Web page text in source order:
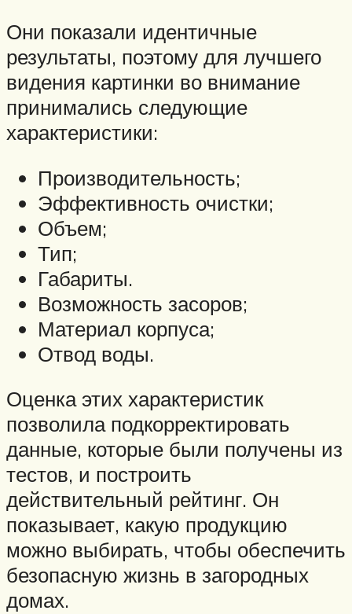
Они показали идентичные
результаты, поэтому для лучшего
видения картинки во внимание
принимались следующие
характеристики:
Производительность;
Эффективность очистки;
Объем;
Тип;
Габариты.
Возможность засоров;
Материал корпуса;
Отвод воды.
Оценка этих характеристик
позволила подкорректировать
данные, которые были получены из
тестов, и построить
действительный рейтинг. Он
показывает, какую продукцию
можно выбирать, чтобы обеспечить
безопасную жизнь в загородных
домах.